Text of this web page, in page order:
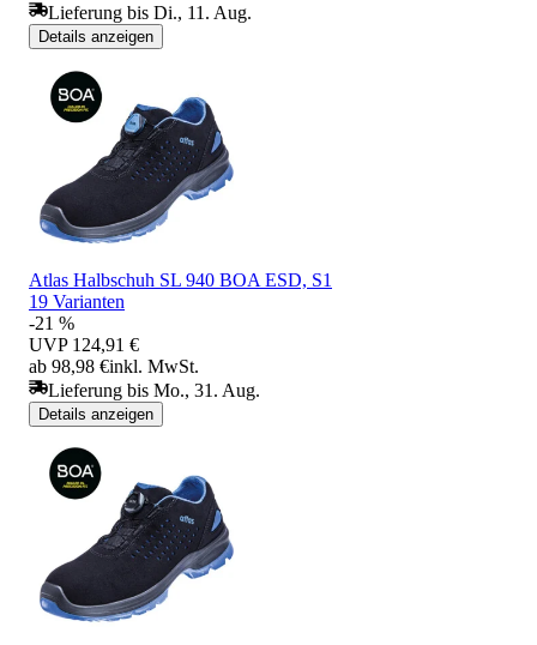
Lieferung bis Di., 11. Aug.
Details anzeigen
Atlas Halbschuh SL 940 BOA ESD, S1
19 Varianten
-21 %
UVP 124,91 €
ab 98,98 €inkl. MwSt.
Lieferung bis Mo., 31. Aug.
Details anzeigen